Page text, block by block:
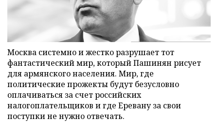
Москва системно и жестко разрушает тот
фантастический мир, который Пашинян рисует
для армянского населения. Мир, где
политические прожекты будут безусловно
оплачиваться за счет российских
налогоплательщиков и где Еревану за свои
поступки не нужно отвечать.